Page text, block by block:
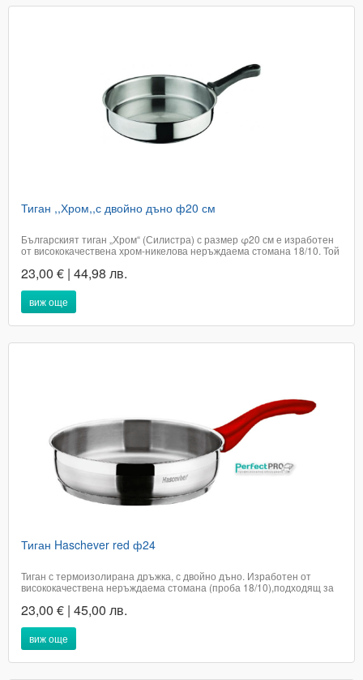
Тиган ,,Хром,,с двойно дъно ф20 см
Българският тиган „Хром“ (Силистра) с размер φ20 см е изработен
от висококачествена хром-никелова неръждаема стомана 18/10. Той
осигурява равномерно разпределение на топлината. Съдът е
подходящ за всички видове котлони,...
23,00 € | 44,98 лв.
виж още
Тиган Haschever red ф24
Тиган с термоизолирана дръжка, с двойно дъно. Изработен от
висококачествена неръждаема стомана (проба 18/10),подходящ за
съдомиялна машина.Подходящ за домашна употреба.Диаметър 24
смВисочина 6 смПроизход...
23,00 € | 45,00 лв.
виж още